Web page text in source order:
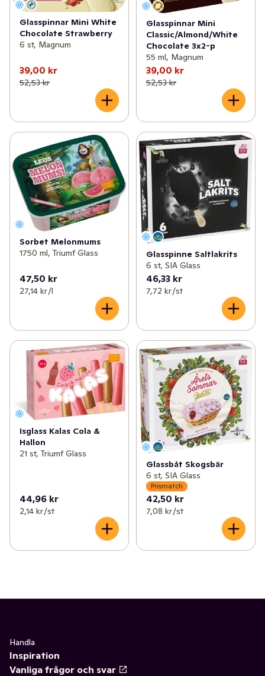
Glasspinnar Mini White
Chocolate Strawberry
6 st, Magnum
39,00 kr
52,53 kr
Glasspinnar Mini
Classic/Almond/White
Chocolate 3x2-p
55 ml, Magnum
39,00 kr
52,53 kr
Sorbet Melonmums
1750 ml, Triumf Glass
47,50 kr
27,14 kr /l
Glasspinne Saltlakrits
6 st, SIA Glass
46,33 kr
7,72 kr /st
Isglass Kalas Cola &
Hallon
21 st, Triumf Glass
44,96 kr
2,14 kr /st
Glassbåt Skogsbär
6 st, SIA Glass
Prismatch
42,50 kr
7,08 kr /st
Handla
Inspiration
Vanliga frågor och svar